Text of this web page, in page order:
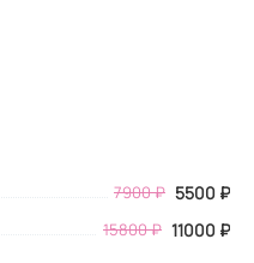
7900₽ 5500 ₽
15800 ₽ 11000 ₽